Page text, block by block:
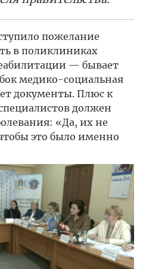
пожелание
в поликлиниках
— бывает
медико-социальная
документы. Плюс к
должен
«Да, их не
это было именно